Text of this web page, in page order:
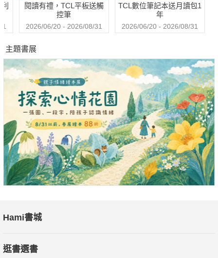
閱讀有禮，TCL平板送觸
控筆
2026/06/20 - 2026/08/31
TCL數位筆記本送月讀包1
年
2026/06/20 - 2026/08/31
主題書展
Hami書城
逛書選書